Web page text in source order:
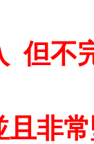
但不
且非